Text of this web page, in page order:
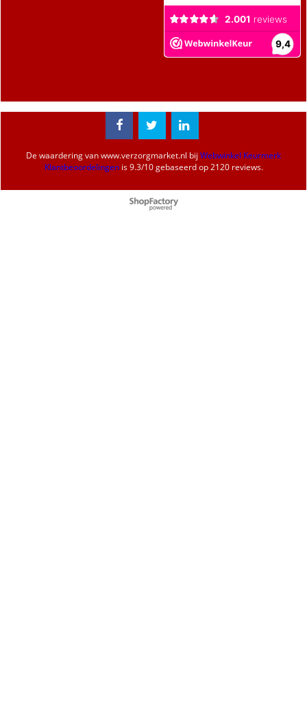
De waardering vanwww.verzorgmarket.nl bij Webwinkel Keurmerk
Klantbeoordelingenis9.3/10gebaseerd op 2120 reviews.
Webwinkel gemaakt met
ShopFactory webwinkel